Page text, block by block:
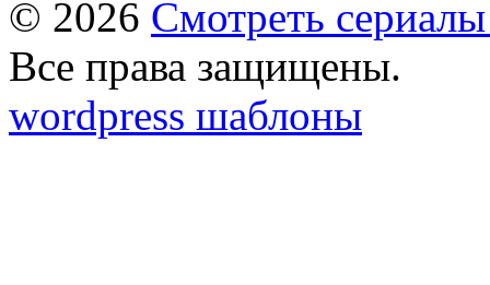
© 2026 Смотреть
Все права защищены.
wordpress шаблоны